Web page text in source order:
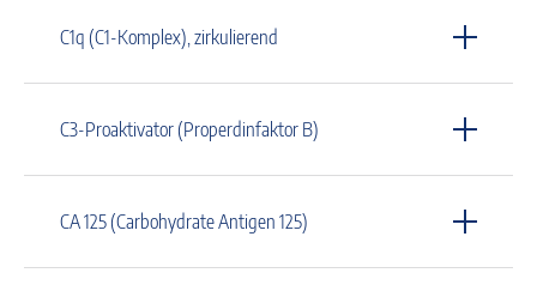
C1q (C1-Komplex), zirkulierend
C3-Proaktivator (Properdinfaktor B)
CA 125 (Carbohydrate Antigen 125)